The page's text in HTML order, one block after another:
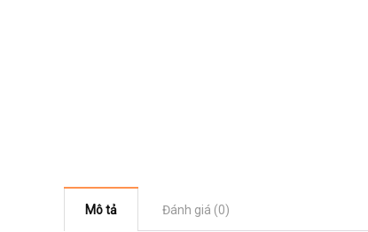
Mô tả Đánh giá (0)